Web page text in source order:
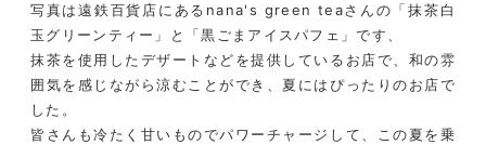
写真は遠鉄百貨店にあるnana's green teaさんの「抹茶白
玉グリーンティー」と「黒ごまアイスパフェ」です、
抹茶を使用したデザートなどを提供しているお店で、和の雰
囲気を感じながら涼むことができ、夏にはぴったりのお店で
した。
皆さんも冷たく甘いものでパワーチャージして、この夏を乗